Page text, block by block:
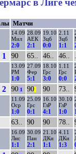
в Лиге
Матчи
14.09
Мил
2:0
28.09
АЕК
2:1
19.10
Зцб
0:0
2.11
Зцб
1:1
1 90 65.. 46.. 46..
13.09
РМ
1:0
27.09
Фер
5:1
18.10
Грс
3:0
1.11
Грс
0:0
2 901 90|| 90 73..
11.09
Оср
1:0
25.09
Грс
0:1
16.10
ГлР
4:1
30.10
ГлР
1:0
63.. 90 90 78..
16.09
Лнс
1:1
30.09
Пан
2:1
21.10
ДКи
1:1
4.11
ДКи
1:3